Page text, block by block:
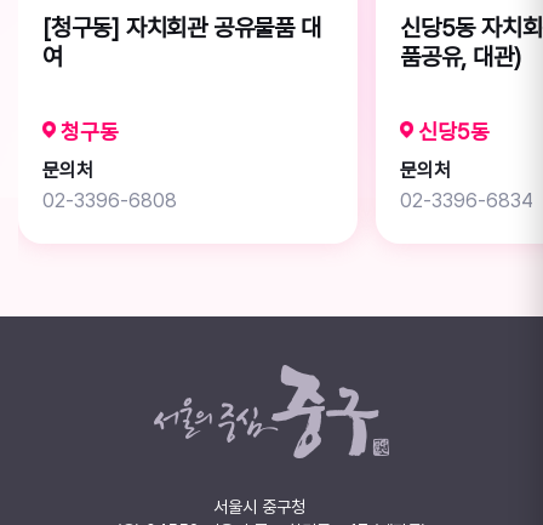
[청구동] 자치회관 공유물품 대
여
청구동
문의처
02-3396-6808
신당5동 자치
품공유, 대관)
신당5동
문의처
02-3396-6834
서울시 중구청